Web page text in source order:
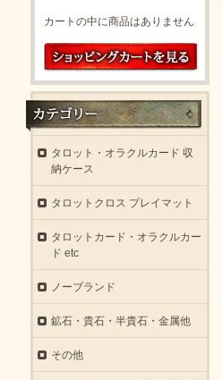
カートの中に商品はありません
タロット・オラクルカード 収
納ケース
タロットクロス プレイマット
タロットカード・オラクルカー
ド etc
ノーブランド
鉱石・貴石・半貴石・金属他
その他